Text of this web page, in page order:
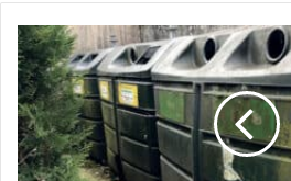
o
t
e
a
d
r
P
o
u
b
e
l
l